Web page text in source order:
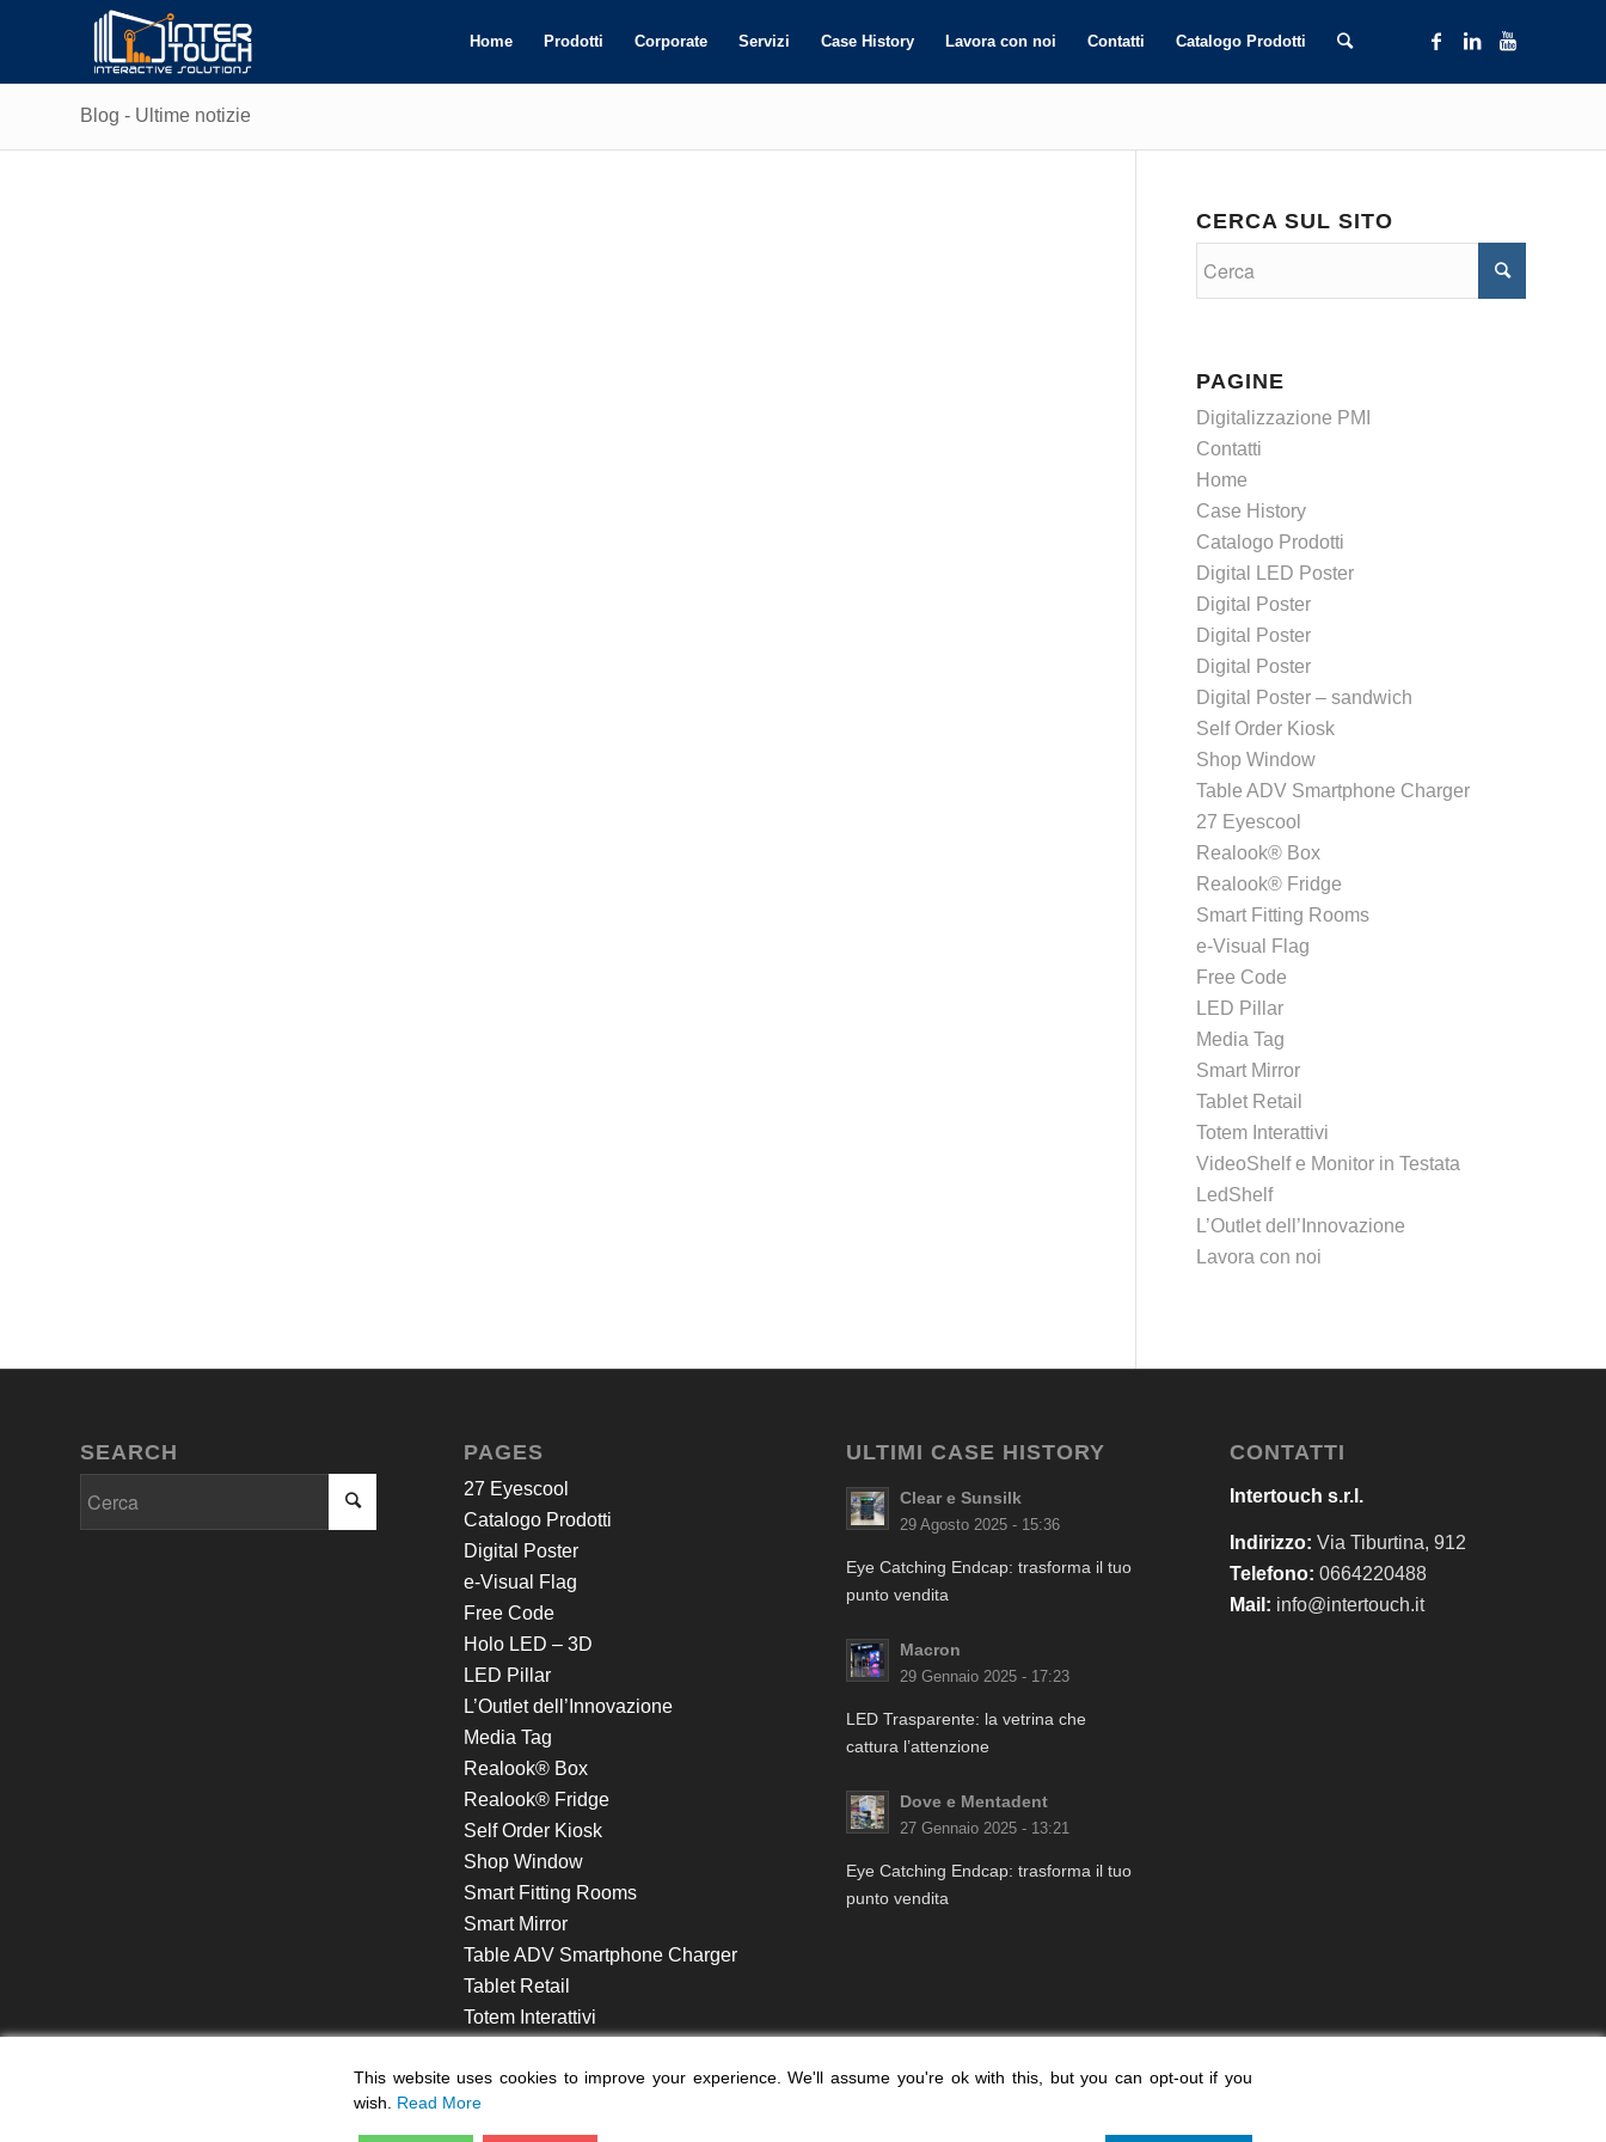
Home Prodotti Corporate Servizi Case History Lavora con noi Contatti Catalogo Prodotti
Blog - Ultime notizie
CERCA SUL SITO
PAGINE
Digitalizzazione PMI
Contatti
Home
Case History
Catalogo Prodotti
Digital LED Poster
Digital Poster
Digital Poster
Digital Poster
Digital Poster – sandwich
Self Order Kiosk
Shop Window
Table ADV Smartphone Charger
27 Eyescool
Realook® Box
Realook® Fridge
Smart Fitting Rooms
e-Visual Flag
Free Code
LED Pillar
Media Tag
Smart Mirror
Tablet Retail
Totem Interattivi
VideoShelf e Monitor in Testata
LedShelf
L’Outlet dell’Innovazione
Lavora con noi
SEARCH PAGES
27 Eyescool
Catalogo Prodotti
Digital Poster
e-Visual Flag
Free Code
Holo LED – 3D
LED Pillar
L’Outlet dell’Innovazione
Media Tag
Realook® Box
Realook® Fridge
Self Order Kiosk
Shop Window
Smart Fitting Rooms
Smart Mirror
Table ADV Smartphone Charger
Tablet Retail
Totem Interattivi
ULTIMI CASE HISTORY
Clear e Sunsilk
29 Agosto 2025 - 15:36
Eye Catching Endcap: trasforma il tuo
punto vendita
Macron
29 Gennaio 2025 - 17:23
LED Trasparente: la vetrina che
cattura l’attenzione
Dove e Mentadent
27 Gennaio 2025 - 13:21
Eye Catching Endcap: trasforma il tuo
punto vendita
CONTATTI
Intertouch s.r.l.
Indirizzo: Via Tiburtina, 912
Telefono: 0664220488
Mail: info@intertouch.it
This website uses cookies to improve your experience. We'll assume you're ok with this, but you can opt-out if you
wish. Read More